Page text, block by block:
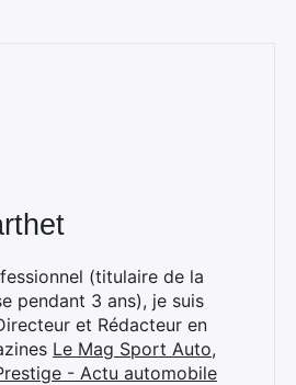
(titulaire de la
pendant 3 ans), je suis
et Rédacteur en
Le Mag Sport Auto,
- Actu automobile